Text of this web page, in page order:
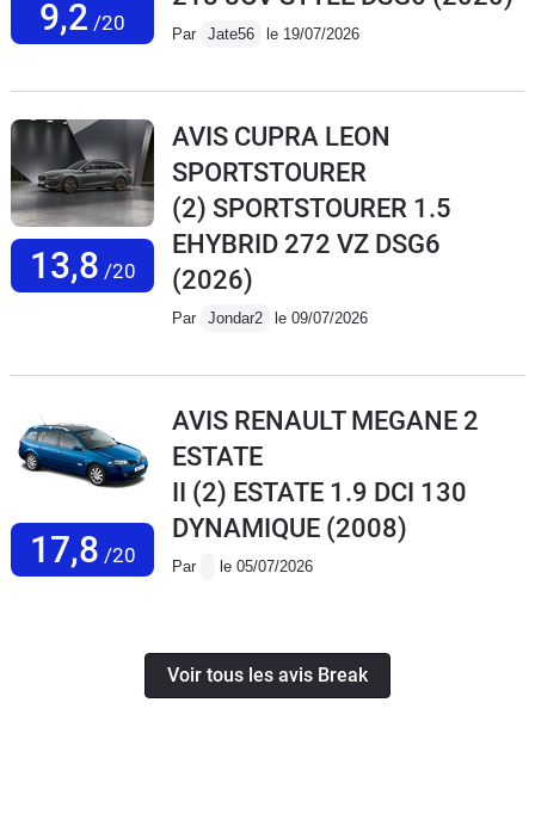
9,2 /20 Par Jate56 le 19/07/2026
13,8 /20
AVIS CUPRA LEON
SPORTSTOURER
(2) SPORTSTOURER 1.5
EHYBRID 272 VZ DSG6
(2026)
Par Jondar2 le 09/07/2026
17,8 /20
AVIS RENAULT MEGANE 2
ESTATE
II (2) ESTATE 1.9 DCI 130
DYNAMIQUE (2008)
Par le 05/07/2026
Voir tous les avis Break